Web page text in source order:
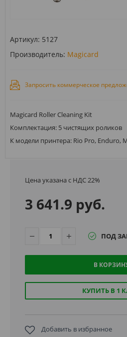
Артикул: 5127
Производитель: Magicard
Запросить коммерческое
Magicard Roller Cleaning Kit
Комплектация: 5 чистящих роликов
К модели принтера: Rio Pro, Enduro,
Цена указана с НДС 22%
3 641.9 руб.
ПОД
В
КУПИТЬ В 1
Добавить в избранное